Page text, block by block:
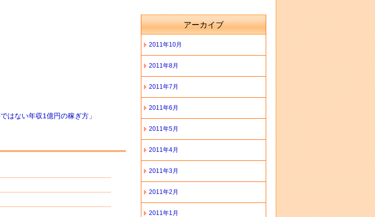
はない年収1億円の稼ぎ方」
アーカイブ
2011年10月
2011年8月
2011年7月
2011年6月
2011年5月
2011年4月
2011年3月
2011年2月
2011年1月